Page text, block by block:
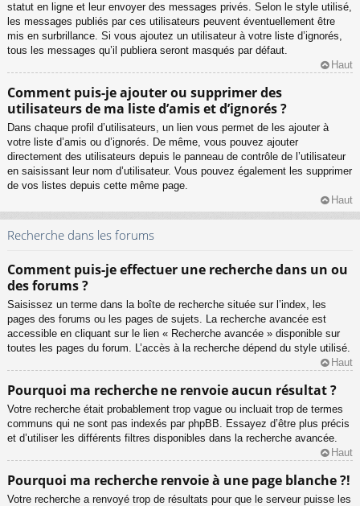
statut en ligne et leur envoyer des messages privés. Selon le style utilisé,
les messages publiés par ces utilisateurs peuvent éventuellement être
mis en surbrillance. Si vous ajoutez un utilisateur à votre liste d’ignorés,
tous les messages qu’il publiera seront masqués par défaut.
Haut
Comment puis-je ajouter ou supprimer des
utilisateurs de ma liste d’amis et d’ignorés ?
Dans chaque profil d’utilisateurs, un lien vous permet de les ajouter à
votre liste d’amis ou d’ignorés. De même, vous pouvez ajouter
directement des utilisateurs depuis le panneau de contrôle de l’utilisateur
en saisissant leur nom d’utilisateur. Vous pouvez également les supprimer
de vos listes depuis cette même page.
Haut
Recherche dans les forums
Comment puis-je effectuer une recherche dans un ou
des forums ?
Saisissez un terme dans la boîte de recherche située sur l’index, les
pages des forums ou les pages de sujets. La recherche avancée est
accessible en cliquant sur le lien « Recherche avancée » disponible sur
toutes les pages du forum. L’accès à la recherche dépend du style utilisé.
Haut
Pourquoi ma recherche ne renvoie aucun résultat ?
Votre recherche était probablement trop vague ou incluait trop de termes
communs qui ne sont pas indexés par phpBB. Essayez d’être plus précis
et d’utiliser les différents filtres disponibles dans la recherche avancée.
Haut
Pourquoi ma recherche renvoie à une page blanche ?!
Votre recherche a renvoyé trop de résultats pour que le serveur puisse les